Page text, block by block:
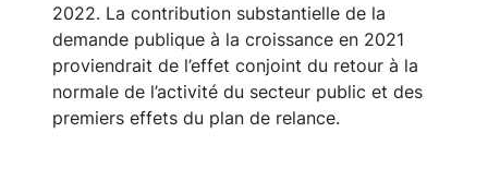
2022. La contribution substantielle de la
demande publique à la croissance en 2021
proviendrait de l’effet conjoint du retour à la
normale de l’activité du secteur public et des
premiers effets du plan de relance.